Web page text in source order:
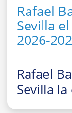
Rafael
Sevilla
2026-
Rafael
Sevilla